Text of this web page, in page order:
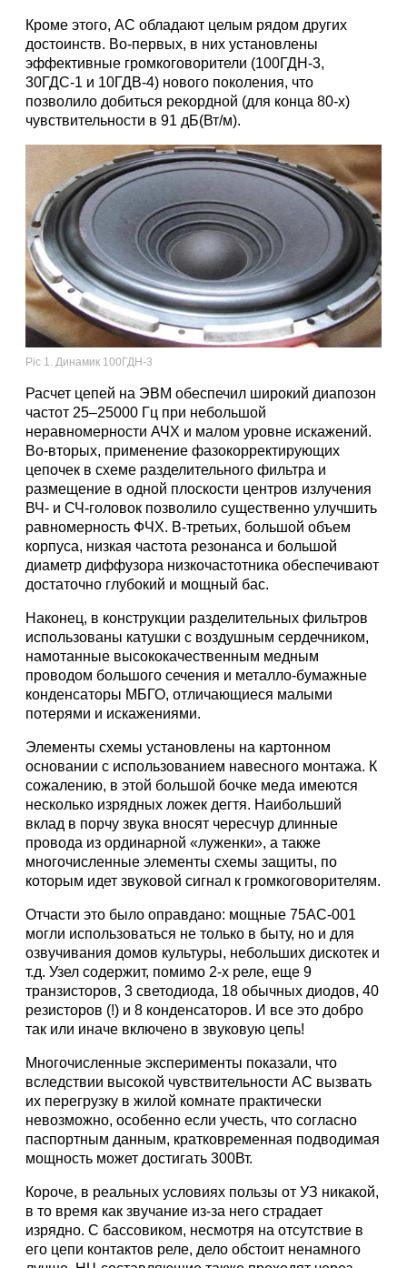
Кроме этого, АС обладают целым рядом других
достоинств. Во-первых, в них установлены
эффективные громкоговорители (100ГДН-3,
30ГДС-1 и 10ГДВ-4) нового поколения, что
позволило добиться рекордной (для конца 80-х)
чувствительности в 91 дБ(Вт/м).
Pic 1. Динамик 100ГДН-3
Расчет цепей на ЭВМ обеспечил широкий диапозон
частот 25–25000 Гц при небольшой
неравномерности АЧХ и малом уровне искажений.
Во-вторых, применение фазокорректирующих
цепочек в схеме разделительного фильтра и
размещение в одной плоскости центров излучения
ВЧ- и СЧ-головок позволило существенно улучшить
равномерность ФЧХ. В-третьих, большой объем
корпуса, низкая частота резонанса и большой
диаметр диффузора низкочастотника обеспечивают
достаточно глубокий и мощный бас.
Наконец, в конструкции разделительных фильтров
использованы катушки с воздушным сердечником,
намотанные высококачественным медным
проводом большого сечения и металло-бумажные
конденсаторы МБГО, отличающиеся малыми
потерями и искажениями.
Элементы схемы установлены на картонном
основании с использованием навесного монтажа. К
сожалению, в этой большой бочке меда имеются
несколько изрядных ложек дегтя. Наибольший
вклад в порчу звука вносят чересчур длинные
провода из ординарной «луженки», а также
многочисленные элементы схемы защиты, по
которым идет звуковой сигнал к громкоговорителям.
Отчасти это было оправдано: мощные 75АС-001
могли использоваться не только в быту, но и для
озвучивания домов культуры, небольших дискотек и
т.д. Узел содержит, помимо 2-х реле, еще 9
транзисторов, 3 светодиода, 18 обычных диодов, 40
резисторов (!) и 8 конденсаторов. И все это добро
так или иначе включено в звуковую цепь!
Многочисленные эксперименты показали, что
вследствии высокой чувствительности АС вызвать
их перегрузку в жилой комнате практически
невозможно, особенно если учесть, что согласно
паспортным данным, кратковременная подводимая
мощность может достигать 300Вт.
Короче, в реальных условиях пользы от УЗ никакой,
в то время как звучание из-за него страдает
изрядно. С бассовиком, несмотря на отсутствие в
его цепи контактов реле, дело обстоит ненамного